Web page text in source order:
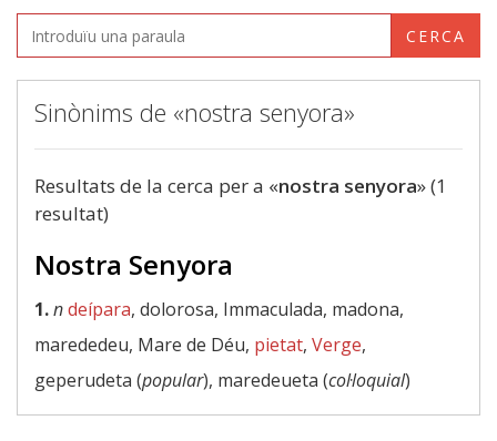
CERCA
Sinònims de «nostra senyora»
Resultats de la cerca per a «nostra senyora» (1
resultat)
Nostra Senyora
1.ndeípara, dolorosa, Immaculada, madona,
marededeu, Mare de Déu, pietat, Verge,
geperudeta (popular), maredeueta (col·loquial)